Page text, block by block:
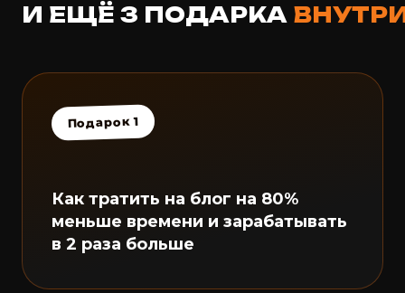
И ЕЩЁ 3 ПОДАРКА
Подарок 1
Как тратить на блог на 80%
меньше времени и зарабатывать
в 2 раза больше